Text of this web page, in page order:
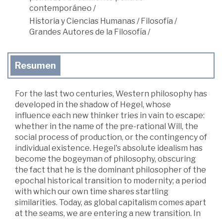
contemporáneo /
Historia y Ciencias Humanas/Filosofía /
Grandes Autores de la Filosofía /
Resumen
For the last two centuries, Western philosophy has
developed in the shadow of Hegel, whose
influence each new thinker tries in vain to escape:
whether in the name of the pre-rational Will, the
social process of production, or the contingency of
individual existence. Hegel's absolute idealism has
become the bogeyman of philosophy, obscuring
the fact that he is the dominant philosopher of the
epochal historical transition to modernity; a period
with which our own time shares startling
similarities. Today, as global capitalism comes apart
at the seams, we are entering a new transition. In